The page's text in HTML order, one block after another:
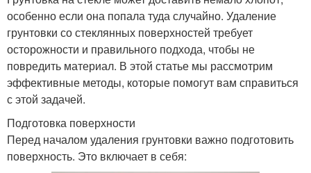
особенно если она попала туда случайно. Удаление
грунтовки со стеклянных поверхностей требует
осторожности и правильного подхода, чтобы не
повредить материал. В этой статье мы рассмотрим
эффективные методы, которые помогут вам справиться
с этой задачей.
Подготовка поверхности
Перед началом удаления грунтовки важно подготовить
поверхность. Это включает в себя: